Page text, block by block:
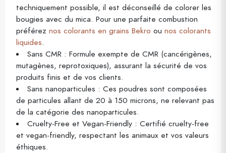
techniquement possible, il est déconseillé de colorer les
bougies avec du mica. Pour une parfaite combustion
préférez nos colorants en grains Bekro ou nos colorants
liquides.
Sans CMR : Formule exempte de CMR (cancérigènes,
mutagènes, reprotoxiques), assurant la sécurité de vos
produits finis et de vos clients.
Sans nanoparticules : Ces poudres sont composées
de particules allant de 20 à 150 microns, ne relevant pas
de la catégorie des nanoparticules.
Cruelty-Free et Vegan-Friendly : Certifié cruelty-free
et vegan-friendly, respectant les animaux et vos valeurs
éthiques.